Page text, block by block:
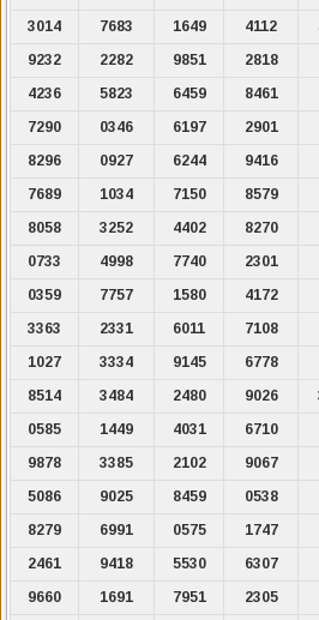
3014
7683 1649 4112
9232
2282 9851 2818
4236
5823 6459 8461
7290
0346 6197 2901
8296
0927 6244 9416
7689
1034 7150 8579
8058
3252 4402 8270
0733
4998 7740 2301
0359
7757 1580 4172
3363
2331 6011 7108
1027
3334 9145 6778
8514
3484 2480 9026
0585
1449 4031 6710
9878
3385 2102 9067
5086
9025 8459 0538
8279
6991 0575 1747
2461
9418 5530 6307
9660
1691 7951 2305